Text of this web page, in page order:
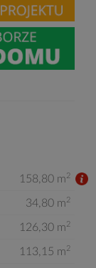
158,80 m2
34,80 m2
126,30 m2
113,15 m2